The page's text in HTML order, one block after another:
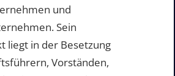
und
Sein
liegt in der Besetzung
Vorständen,